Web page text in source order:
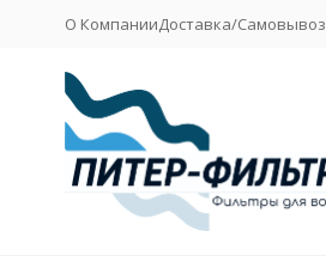
О КомпанииДоставка/Самовывоз